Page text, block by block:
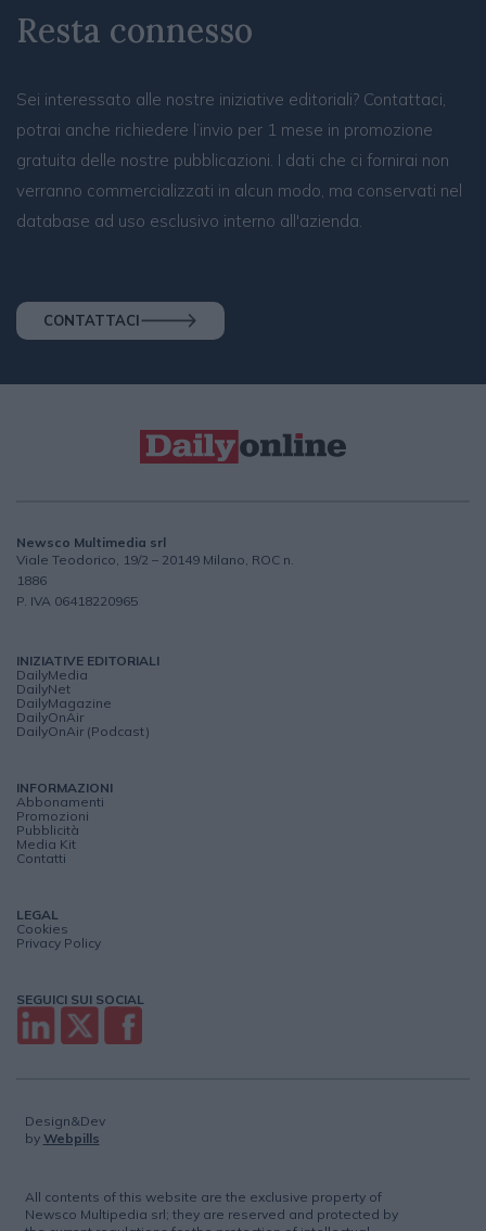
Resta connesso
Sei interessato alle nostre iniziative editoriali? Contattaci,
potrai anche richiedere l’invio per 1 mese in promozione
gratuita delle nostre pubblicazioni. I dati che ci fornirai non
verranno commercializzati in alcun modo, ma conservati nel
database ad uso esclusivo interno all'azienda.
CONTATTACI
Newsco Multimedia srl
Viale Teodorico, 19/2 – 20149 Milano, ROC n.
1886
P. IVA 06418220965
INIZIATIVE EDITORIALI
DailyMedia
DailyNet
DailyMagazine
DailyOnAir
DailyOnAir (Podcast)
INFORMAZIONI
Abbonamenti
Promozioni
Pubblicità
Media Kit
Contatti
LEGAL
Cookies
Privacy Policy
SEGUICI SUI SOCIAL
Design&Dev
by Webpills
All contents of this website are the exclusive property of
Newsco Multipedia srl; they are reserved and protected by